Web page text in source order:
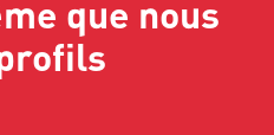
que nous